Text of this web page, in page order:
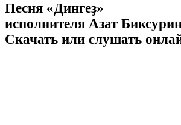
Песня «Дингеҙ»
исполнителя Азат
Скачать или слушать